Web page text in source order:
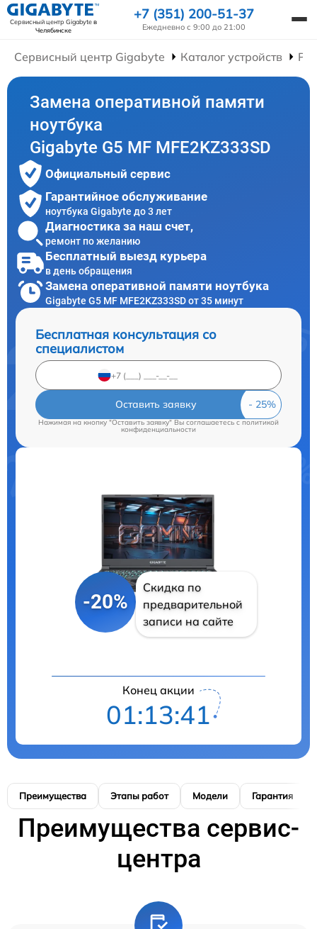
Сервисный центр Gigabyteв
Челябинске
+7 (351) 200-51-37
Ежедневно с 9:00 до 21:00
Сервисный центр Gigabyte Каталог устройств
Замена оперативной памяти
ноутбука
Gigabyte G5 MF MFE2KZ333SD
Официальный сервис
Гарантийное обслуживание
ноутбука Gigabyte до 3 лет
Диагностика за наш счет,
ремонт по желанию
Бесплатный выезд курьера
в день обращения
Замена оперативной памяти ноутбука
Gigabyte G5 MF MFE2KZ333SD от 35 минут
Бесплатная консультация со
специалистом
Оставить заявку
Нажимая на кнопку "Оставить заявку" Вы соглашаетесь c политикой
конфиденциальности
-20%
Скидка по
предварительной
записи на сайте
Конец акции
01:13:40
Преимущества Этапы работ Модели Гарантия
Преимущества сервис-
центра